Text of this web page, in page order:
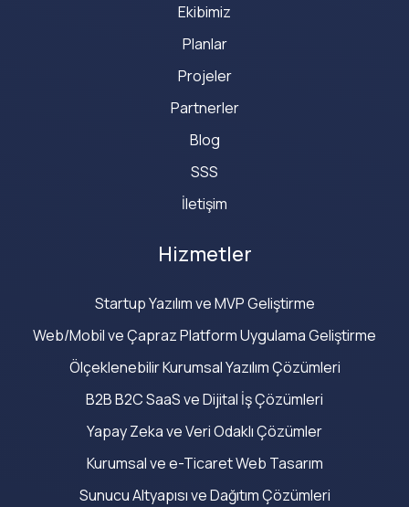
Ekibimiz
Planlar
Projeler
Partnerler
Blog
SSS
İletişim
Hizmetler
Startup Yazılım ve MVP Geliştirme
Web/Mobil ve Çapraz Platform Uygulama Geliştirme
Ölçeklenebilir Kurumsal Yazılım Çözümleri
B2B B2C SaaS ve Dijital İş Çözümleri
Yapay Zeka ve Veri Odaklı Çözümler
Kurumsal ve e-Ticaret Web Tasarım
Sunucu Altyapısı ve Dağıtım Çözümleri